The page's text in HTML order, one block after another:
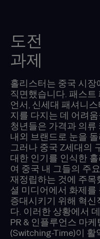
도전
과제
홀리스터는 중국 시
직면했습니다. 패스트
언서, 신세대 패셔니
지를 다지는 데 어려
청년들은 가격과 의
내외 브랜드로 눈을
그러나 중국 Z세대의
대한 인기를 인식한
여 중국 내 그들의 주
재정립하는 것에 주목
셜 미디어에서 화제
증대시키기 위해 혁신
다. 이러한 상황에서
PR & 인플루언스 마
(Switching-Time)이 활